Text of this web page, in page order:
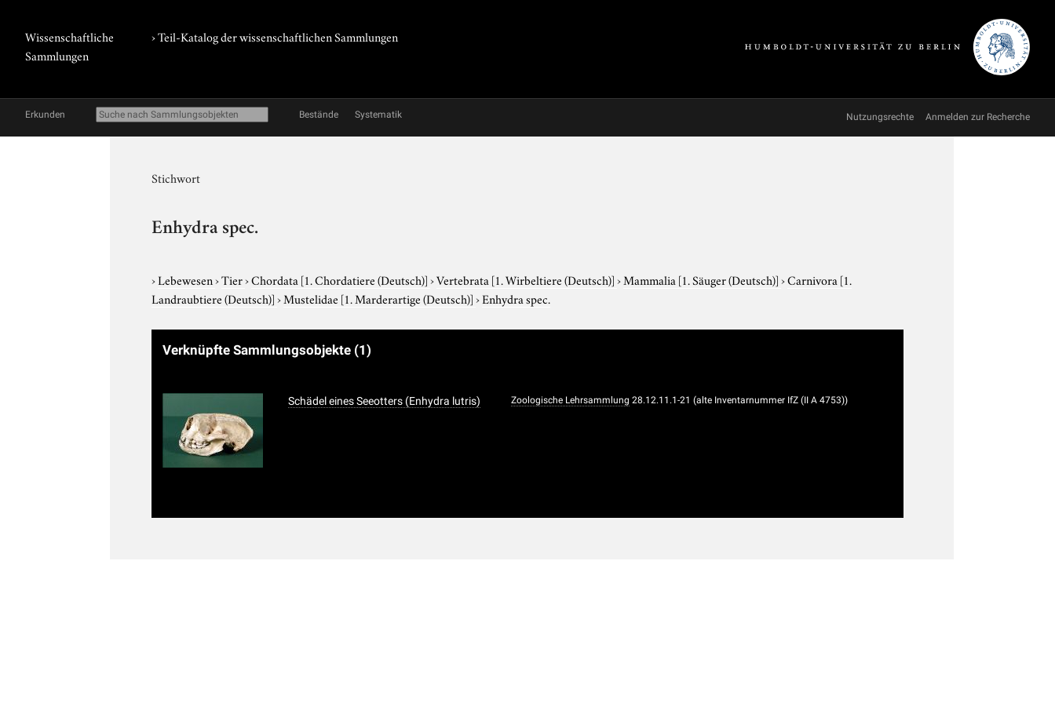
Wissenschaftliche
Sammlungen
› Teil-Katalog der wissenschaftlichen Sammlungen
Erkunden Bestände Systematik Nutzungsrechte Anmelden zur Recherche
Stichwort
Enhydra spec.
›Lebewesen›Tier›Chordata [1. Chordatiere (Deutsch)]›Vertebrata [1. Wirbeltiere (Deutsch)]›Mammalia [1. Säuger (Deutsch)]›Carnivora [1.
Landraubtiere (Deutsch)]›Mustelidae [1. Marderartige (Deutsch)]›Enhydra spec.
Verknüpfte Sammlungsobjekte (1)
Schädel eines Seeotters (Enhydra lutris) Zoologische Lehrsammlung 28.12.11.1-21 (alte Inventarnummer IfZ (II A 4753))